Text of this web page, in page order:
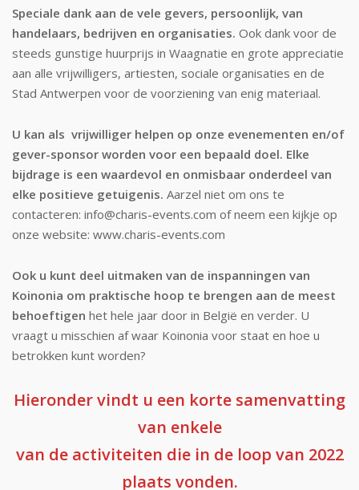
Speciale dank aan de vele gevers, persoonlijk, van
handelaars, bedrijven en organisaties. Ook dank voor de
steeds gunstige huurprijs in Waagnatie en grote appreciatie
aan alle vrijwilligers, artiesten, sociale organisaties en de
Stad Antwerpen voor de voorziening van enig materiaal.
U kan als vrijwilliger helpen op onze evenementen en/of
gever-sponsor worden voor een bepaald doel. Elke
bijdrage is een waardevol en onmisbaar onderdeel van
elke positieve getuigenis. Aarzel niet om ons te
contacteren: info@charis-events.com of neem een kijkje op
onze website: www.charis-events.com
Ook u kunt deel uitmaken van de inspanningen van
Koinonia om praktische hoop te brengen aan de meest
behoeftigen het hele jaar door in België en verder. U
vraagt u misschien af waar Koinonia voor staat en hoe u
betrokken kunt worden?
Hieronder vindt u een korte samenvatting
van enkele
van de activiteiten die in de loop van 2022
plaats vonden.